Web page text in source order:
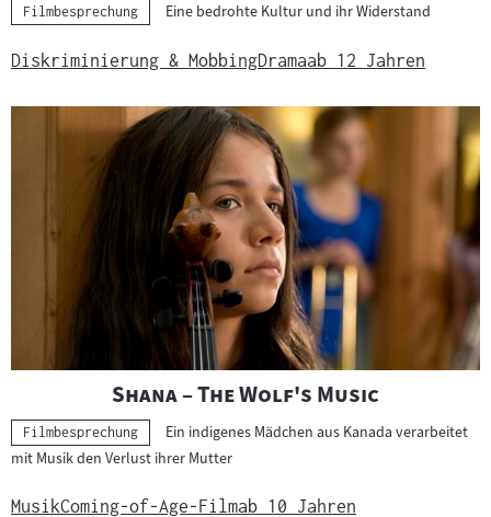
Kategorie:
Filmbesprechung Eine bedrohte Kultur und ihr Widerstand
Diskriminierung & MobbingDramaab 12 Jahren
"
Shana – The Wolf's Music"
Kategorie:
Filmbesprechung
Ein indigenes Mädchen aus Kanada verarbeitet
mit Musik den Verlust ihrer Mutter
MusikComing-of-Age-Filmab 10 Jahren